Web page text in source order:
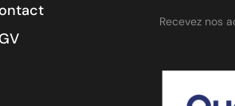
Recevez nos